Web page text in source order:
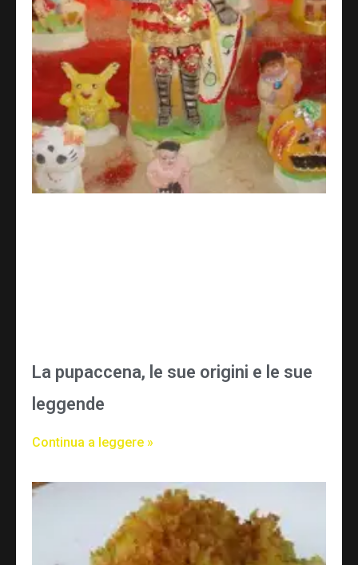
La pupaccena, le sue origini e le sue
leggende
Continua a leggere »